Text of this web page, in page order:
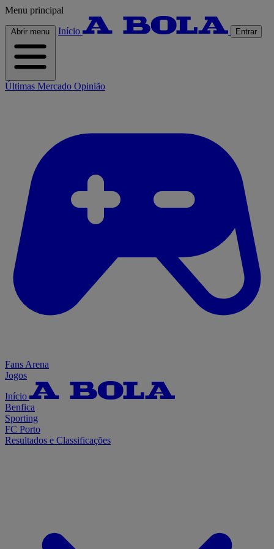
Menu principal
Abrir menu Início Entrar
Últimas Mercado Opinião
Fans Arena
Jogos
Início
Benfica
Sporting
FC Porto
Resultados e Classificações